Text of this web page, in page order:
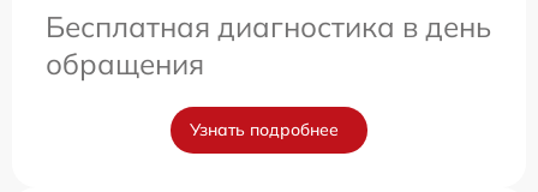
Бесплатная диагностика в день
обращения
Узнать подробнее